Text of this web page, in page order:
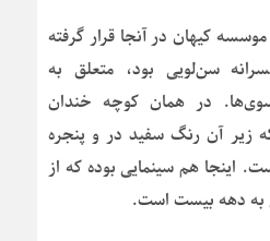
کیهان در آنجا قرار گرفته
سن‌لویی بود، متعلق به
در همان کوچه خندان
زیر آن رنگ سفید در و پنجره
اینجا هم سینمایی بوده که از
به دهه بیست است.